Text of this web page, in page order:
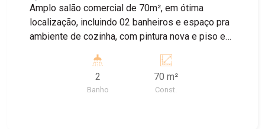
Amplo salão comercial de 70m², em ótima
localização, incluindo 02 banheiros e espaço pra
ambiente de cozinha, com pintura nova e piso em
ramo alimentício, vestuário, calçados,
atendimento a clientes, etc. Agende sua visita!
2
Banho
70 m²
Const.